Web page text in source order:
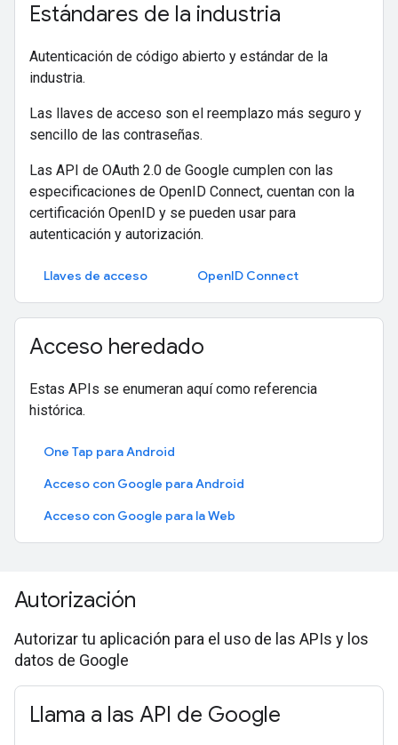
Estándares de la industria
Autenticación de código abierto y estándar de la
industria.
Las llaves de acceso son el reemplazo más seguro y
sencillo de las contraseñas.
Las API de OAuth 2.0 de Google cumplen con las
especificaciones de OpenID Connect, cuentan con la
certificación OpenID y se pueden usar para
autenticación y autorización.
Llaves de acceso OpenID Connect
Acceso heredado
Estas APIs se enumeran aquí como referencia
histórica.
One Tap para Android
Acceso con Google para Android
Acceso con Google para la Web
Autorización
Autorizar tu aplicación para el uso de las APIs y los
datos de Google
Llama a las API de Google